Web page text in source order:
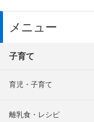
メニュー
子育て
育児・子育て
離乳食・レシピ